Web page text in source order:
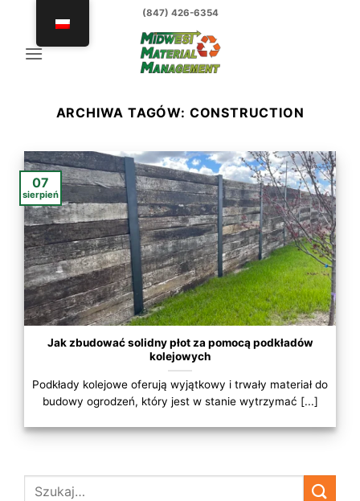
treści
(847) 426-6354
ARCHIWA TAGÓW: CONSTRUCTION
Jak zbudować solidny płot za pomocą podkładów
kolejowych
Podkłady kolejowe oferują wyjątkowy i trwały materiał do
budowy ogrodzeń, który jest w stanie wytrzymać [...]
07
sierpień